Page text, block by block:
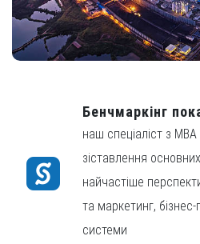
Бенчмаркінг
наш спеціаліст з
зіставлення
найчастіше
та маркетинг,
системи